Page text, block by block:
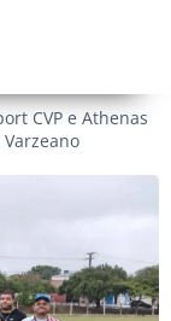
CVP e Athenas
Varzeano